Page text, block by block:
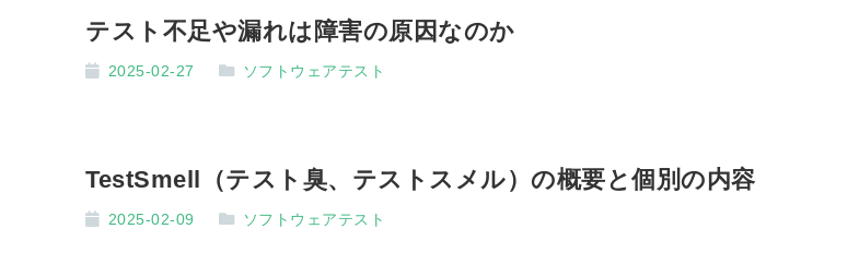
テスト不足や漏れは障害の原因なのか
2025-02-27 ソフトウェアテスト
TestSmell（テスト臭、テストスメル）の概要と個別の内容
2025-02-09 ソフトウェアテスト